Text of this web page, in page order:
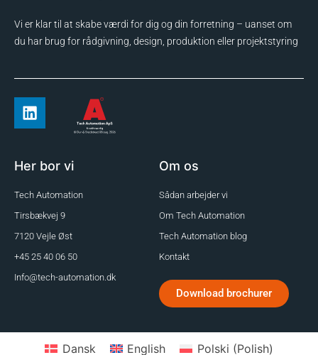
Vi er klar til at skabe værdi for dig og din forretning – uanset om
du har brug for rådgivning, design, produktion eller projektstyring
Her bor vi
Tech Automation
Tirsbækvej 9
7120 Vejle Øst
+45 25 40 06 50
Info@tech-automation.dk
Om os
Sådan arbejder vi
Om Tech Automation
Tech Automation blog
Kontakt
Download brochurer
Dansk English Polski (Polish)